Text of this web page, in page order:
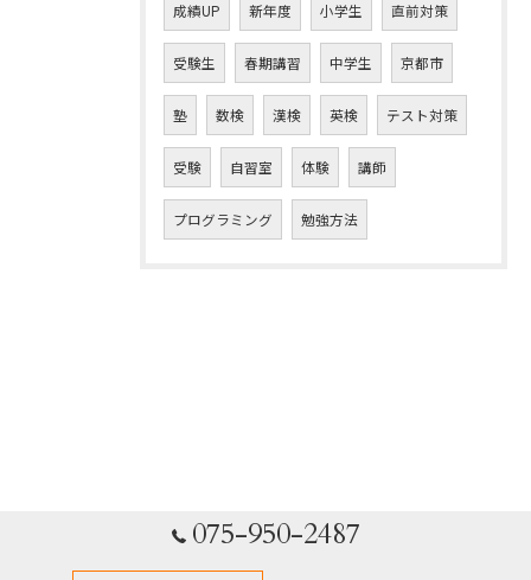
成績UP 新年度 小学生 直前対策
受験生 春期講習 中学生 京都市
塾 数検 漢検 英検 テスト対策
受験 自習室 体験 講師
プログラミング 勉強方法
075-950-2487